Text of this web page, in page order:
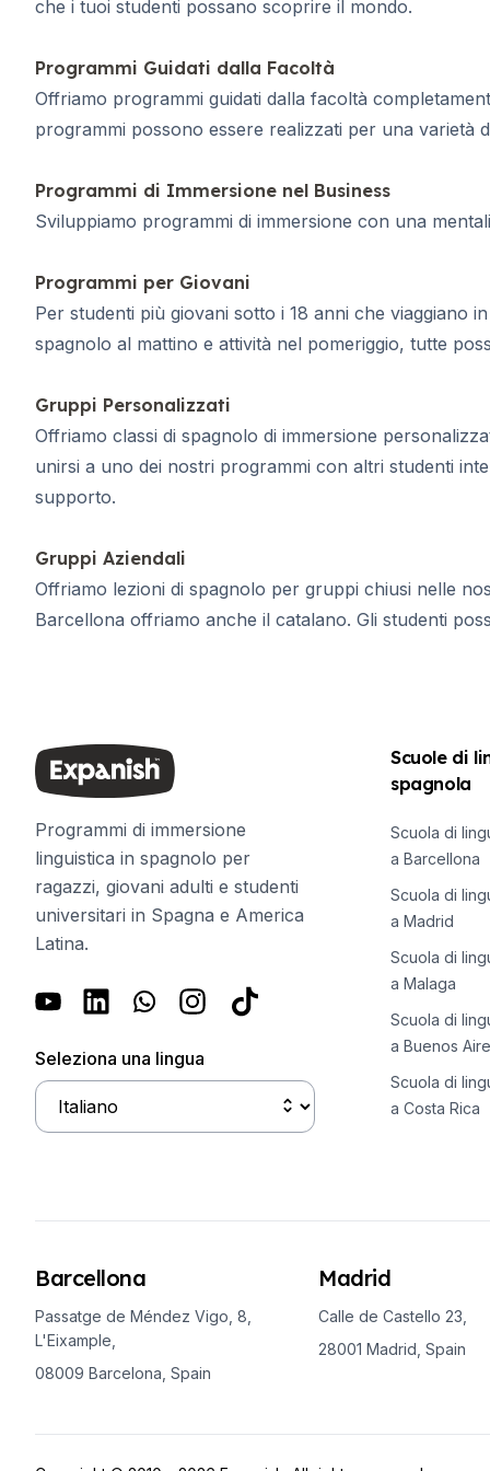
Lezioni Private
Corsi di spagnolo online
Preparazione all'esame DELE
Preparazione all'esame SIELE
Lezioni di spagnolo in gruppo
Corso serale di gruppo
Corsi di spagnolo online
Preparazione all'esame DELE
Preparazione all'esame SIELE
50+ Programmi Sessioni stagionali
Lezioni Private
Corsi di spagnolo online
Destinazioni
Campo estivo
Costa Rica
Campo estivo
Programmi per età
Campi estivi (12-17 anni)
Malaga
Giovani adulti (16-20 anni)
Barcellona
Malaga
che i tuoi studenti possano scoprire il mondo.
Programmi Guidati dalla Facoltà
Offriamo programmi guidati dalla facoltà
programmi possono essere realizzati per una varietà
Programmi di Immersione nel Business
Sviluppiamo programmi di immersione con una
Programmi per Giovani
Per studenti più giovani sotto i 18 anni che viaggiano
spagnolo al mattino e attività nel pomeriggio, tutte
Gruppi Personalizzati
Offriamo classi di spagnolo di immersione
unirsi a uno dei nostri programmi con altri studenti
supporto.
Gruppi Aziendali
Offriamo lezioni di spagnolo per gruppi chiusi nelle
Barcellona offriamo anche il catalano. Gli studenti
Programmi di immersione
linguistica in spagnolo per
ragazzi, giovani adulti e studenti
universitari in Spagna e America
Latina.
Seleziona una lingua
Scuole di
spagnola
Scuola di
a Barcellona
Scuola di
a Madrid
Scuola di
a Malaga
Scuola di
a Buenos
Scuola di
a Costa Rica
Barcellona
Passatge de Méndez Vigo, 8,
L'Eixample,
08009 Barcelona, Spain
Madrid
Calle de Castello 23,
28001 Madrid, Spain